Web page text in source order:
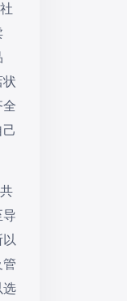
状
全
导
管
选